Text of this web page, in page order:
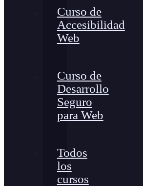
Curso de
Accesibilidad
Web
Curso de
Desarrollo
Seguro
para Web
Todos
los
cursos